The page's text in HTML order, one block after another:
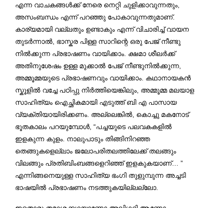
എന്ന വാചകങ്ങൾക്ക് നേരെ നെറ്റി ചുളിക്കാവുന്നതും,
അസംബന്ധം എന്ന് പറഞ്ഞു പോകാവുന്നതുമാണ്.
കാര്യമായി വല്ലതും ഉണ്ടാകും എന്ന് വിചാരിച്ച് വായന
തുടർന്നാൽ, ഭാസ്കര പിള്ള സാറിന്റെ ഒരു പേജ് നീണ്ടു
നിൽക്കുന്ന പ്രഭാഷണം വായിക്കാം. ക്ഷമാ ശീലർക്ക്
അതിനുശേഷം ഉള്ള മുക്കാൽ പേജ് നീണ്ടുനിൽക്കുന്ന,
അമ്മൂമ്മയുടെ പ്രഭാഷണവും വായിക്കാം. കഥാനായകൻ
സ്കൂളിൽ വച്ചേ പഠിപ്പു നിർത്തിയെങ്കിലും, അമ്മൂമ്മ മലയാള
സാഹിത്യം ഐച്ഛികമായി എടുത്ത് ബി എ പാസായ
വ്യക്തിയായിരിക്കണം. അല്ലെങ്കിൽ, കൊച്ചു മകനോട്
ഭൂതകാലം പറയുമ്പോൾ, “പച്ചയുടെ പലവകകളിൽ
ഇളകുന്ന കുളം. നാലുപാടും തിങ്ങിനിറഞ്ഞ
തെങ്ങുകളെല്ലാം ജലോപരിതലത്തിലേക്ക് തലങ്ങും
വിലങ്ങും പ്രതിബിംബങ്ങളെറിഞ്ഞ് ഇളകുകയാണ്… ”
എന്നിങ്ങനെയുള്ള സാഹിത്യ ഭംഗി തുളുമ്പുന്ന അച്ചടി
ഭാഷയിൽ പ്രഭാഷണം നടത്തുകയില്ലല്ലോ.